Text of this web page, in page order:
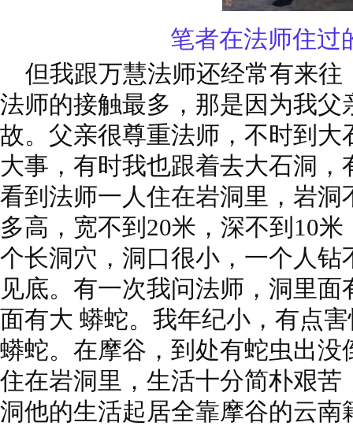
笔者在法师住过
但我跟万慧法师还经常有来往
法师的接触最多，那是因为我父
故。父亲很尊重法师，不时到大
大事，有时我也跟着去大石洞
看到法师一人住在岩洞里，岩洞
多高，宽不到20米，深不到10
个长洞穴，洞口很小，一个人钻
见底。有一次我问法师，洞里
面有大 蟒蛇。我年纪小，有点
蟒蛇。在摩谷，到处有蛇虫出没
住在岩洞里，生活十分简朴艰苦
洞他的生活起居全靠摩谷的云南